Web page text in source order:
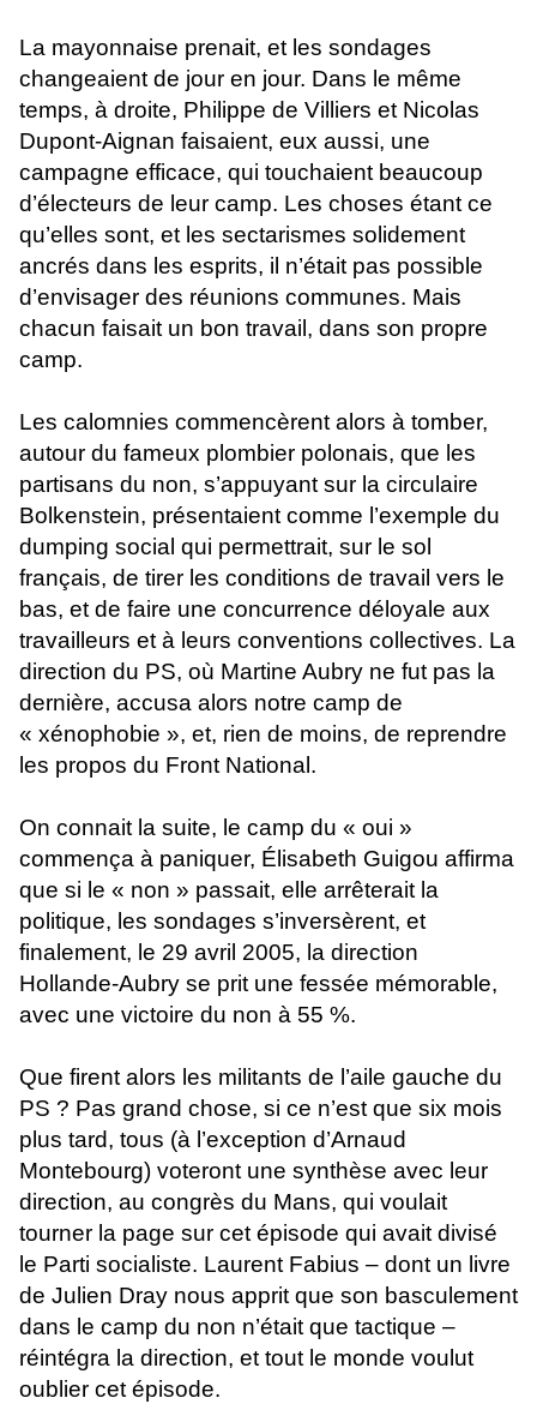
La mayonnaise prenait, et les sondages
changeaient de jour en jour. Dans le même
temps, à droite, Philippe de Villiers et Nicolas
Dupont-Aignan faisaient, eux aussi, une
campagne efficace, qui touchaient beaucoup
d’électeurs de leur camp. Les choses étant ce
qu’elles sont, et les sectarismes solidement
ancrés dans les esprits, il n’était pas possible
d’envisager des réunions communes. Mais
chacun faisait un bon travail, dans son propre
camp.
Les calomnies commencèrent alors à tomber,
autour du fameux plombier polonais, que les
partisans du non, s’appuyant sur la circulaire
Bolkenstein, présentaient comme l’exemple du
dumping social qui permettrait, sur le sol
français, de tirer les conditions de travail vers le
bas, et de faire une concurrence déloyale aux
travailleurs et à leurs conventions collectives. La
direction du PS, où Martine Aubry ne fut pas la
dernière, accusa alors notre camp de
« xénophobie », et, rien de moins, de reprendre
les propos du Front National.
On connait la suite, le camp du « oui »
commença à paniquer, Élisabeth Guigou affirma
que si le « non » passait, elle arrêterait la
politique, les sondages s’inversèrent, et
finalement, le 29 avril 2005, la direction
Hollande-Aubry se prit une fessée mémorable,
avec une victoire du non à 55 %.
Que firent alors les militants de l’aile gauche du
PS ? Pas grand chose, si ce n’est que six mois
plus tard, tous (à l’exception d’Arnaud
Montebourg) voteront une synthèse avec leur
direction, au congrès du Mans, qui voulait
tourner la page sur cet épisode qui avait divisé
le Parti socialiste. Laurent Fabius – dont un livre
de Julien Dray nous apprit que son basculement
dans le camp du non n’était que tactique –
réintégra la direction, et tout le monde voulut
oublier cet épisode.